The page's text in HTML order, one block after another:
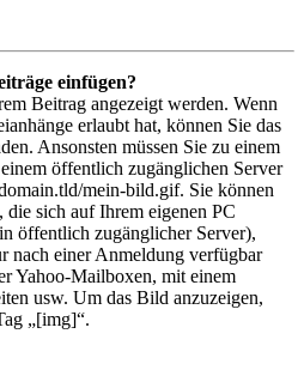
einfügen?
Beitrag angezeigt werden. Wenn
erlaubt hat, können Sie das
Ansonsten müssen Sie zu einem
öffentlich zugänglichen Server
mein-bild.gif. Sie können
sich auf Ihrem eigenen PC
öffentlich zugänglicher Server),
nach einer Anmeldung verfügbar
Yahoo-Mailboxen, mit einem
usw. Um das Bild anzuzeigen,
„[img]“.